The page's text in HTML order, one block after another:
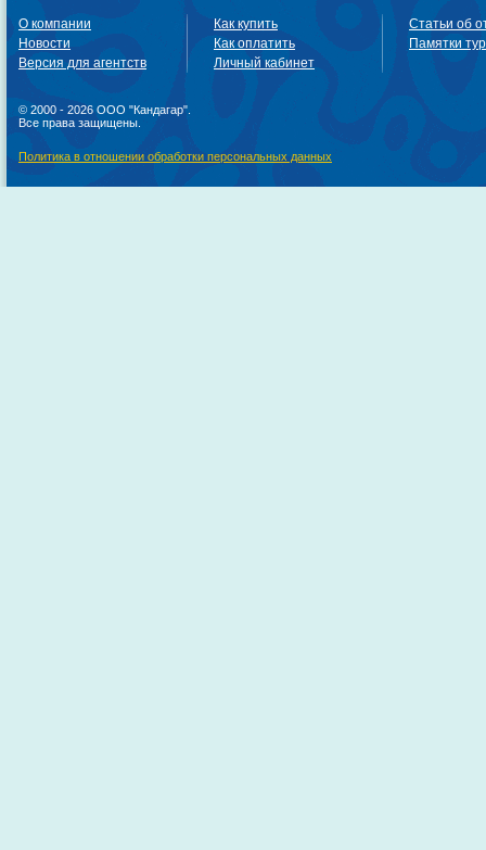
О компании
Новости
Версия для агентств
Как купить
Как оплатить
Личный кабинет
Статьи об
Памятки
© 2000 - 2026 ООО "Кандагар".
Все права защищены.
Политика в отношении обработки персональных данных